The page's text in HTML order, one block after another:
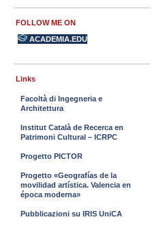
FOLLOW ME ON
ACADEMIA.EDU
Links
Facoltà di Ingegneria e
Architettura
Institut Català de Recerca en
Patrimoni Cultural – ICRPC
Progetto PICTOR
Progetto «Geografías de la
movilidad artística. Valencia en
época moderna»
Pubblicazioni su IRIS UniCA